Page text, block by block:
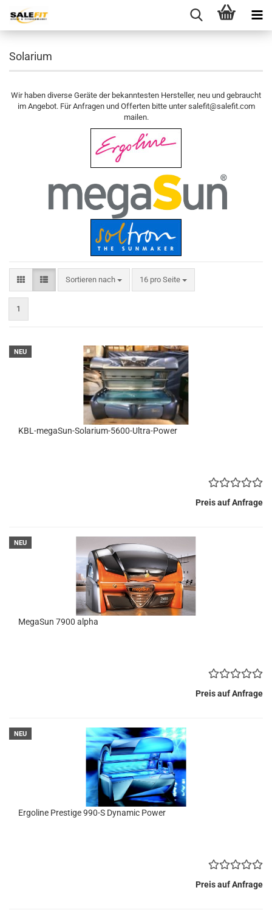
Solarium
Wir haben diverse Geräte der bekanntesten Hersteller, neu und gebraucht
im Angebot. Für Anfragen und Offerten bitte unter salefit@salefit.com
mailen.
Sortieren nach
Sortieren nach 16 pro Seite
pro Seite
1
NEU
KBL-megaSun-Solarium-5600-Ultra-Power
Preis auf Anfrage
NEU
MegaSun 7900 alpha
Preis auf Anfrage
NEU
Ergoline Prestige 990-S Dynamic Power
Preis auf Anfrage